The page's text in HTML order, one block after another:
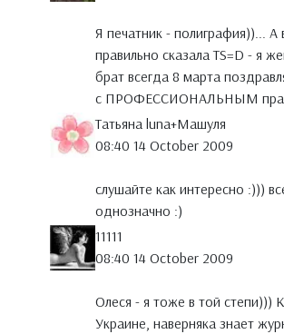
Я печатник - полиграфия))...
правильно сказала TS=D - я
брат всегда 8 марта
с ПРОФЕССИОНАЛЬНЫМ
Татьяна luna+Maшуля
08:40 14 October 2009
слушайте как интересно :)))
однозначно :)
11111
08:40 14 October 2009
Олеся - я тоже в той степи)))
Украине, наверняка знает